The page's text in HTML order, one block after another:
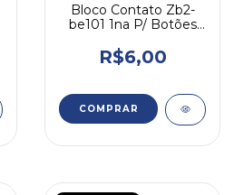
Bloco Contato Zb2-
be101 1na P/ Botões
R$6,00